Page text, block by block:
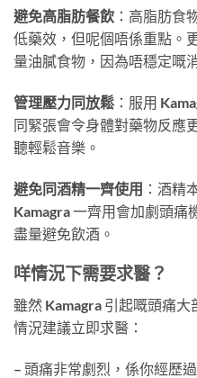
避免高脂肪餐飲 ：高脂肪食
低藥效，但呢個唔係重點。
量油膩食物，因為唔穩定嘅
管理壓力同放鬆 ：服用
同緊張會令身體對藥物反應
聽輕鬆音樂。
避免同酒精一齊使用 ：酒精
Kamagra 一齊用會加劇頭痛
盡量避免飲酒。
咩情況下需要求醫？
雖然 Kamagra 引起嘅頭痛
情況建議立即求醫：
– 頭痛非常劇烈，係你經歷